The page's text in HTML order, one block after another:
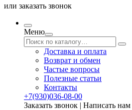
или заказать звонок
Меню
Доставка и оплата
Возврат и обмен
Частые вопросы
Полезные статьи
Контакты
+7(930)036-08-00
Заказать звонок | Написать нам